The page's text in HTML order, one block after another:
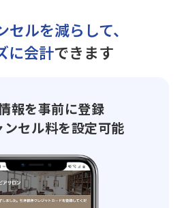
セルを減らして、
に会計できます
報を事前に登録
セル料を設定可能